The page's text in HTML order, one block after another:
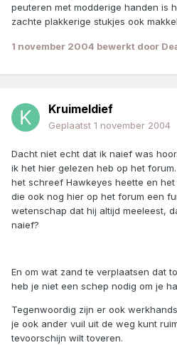
peuteren met modderige handen is
zachte plakkerige stukjes ook
1 november 2004 bewerkt door
Kruimeldief
Geplaatst 1 november 2004
Dacht niet echt dat ik naief was
ik het hier gelezen heb op het
het schreef Hawkeyes heette en
die ook nog hier op het forum een
wetenschap dat hij altijd meeleest,
naief?
En om wat zand te verplaatsen dat
heb je niet een schep nodig om je
Tegenwoordig zijn er ook
je ook ander vuil uit de weg kunt
tevoorschijn wilt toveren.